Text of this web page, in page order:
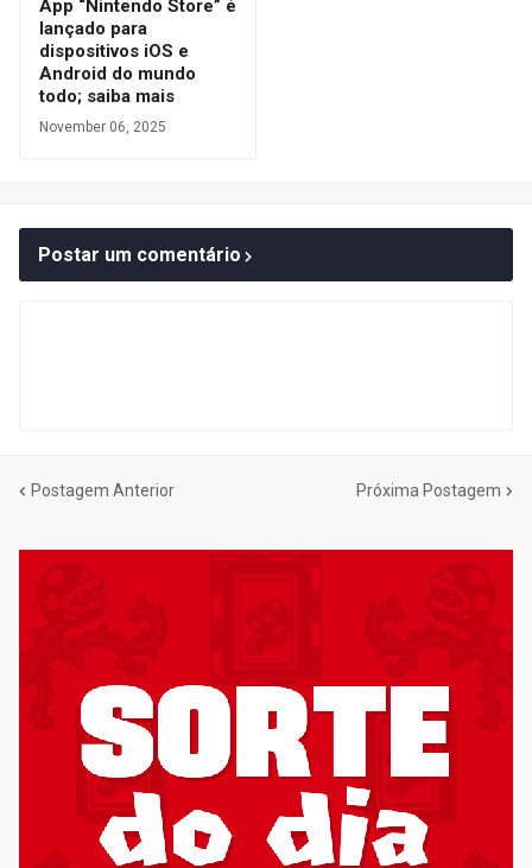
App “Nintendo Store” é
lançado para
dispositivos iOS e
Android do mundo
todo; saiba mais
November 06, 2025
Postar um comentário
Postagem Anterior Próxima Postagem